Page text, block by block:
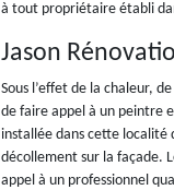
à tout propriétaire établi
Jason
Sous l’effet de la chaleur,
de faire appel à un peintre
installée dans cette localité
décollement sur la façade.
appel à un professionnel